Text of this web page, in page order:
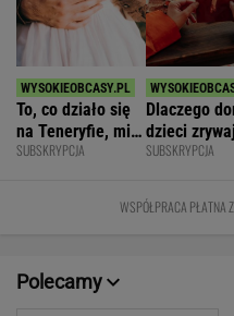
To, co działo się
na Teneryfie, mi
się należało. Nie
SUBSKRYPCJA
Dlaczego
dzieci
kontakt z
SUBSKRYPCJA
WSPÓŁPRACA PŁATNA Z
Polecamy